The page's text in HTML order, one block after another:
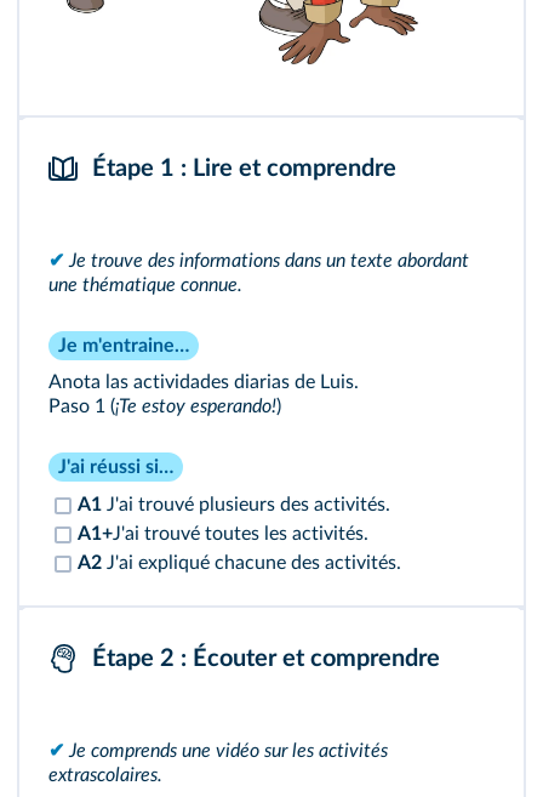
Étape 1 : Lire et comprendre
✔ Je trouve des informations dans un texte abordant
une thématique connue.
Je m'entraine…
Anota las actividades diarias de Luis.
Paso 1 (¡Te estoy esperando!)
J'ai réussi si…
A1 J'ai trouvé plusieurs des activités.
A1+J'ai trouvé toutes les activités.
A2 J'ai expliqué chacune des activités.
Étape 2 : Écouter et comprendre
✔ Je comprends une vidéo sur les activités
extrascolaires.